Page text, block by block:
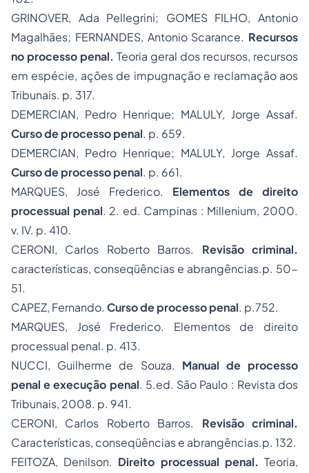
GRINOVER, Ada Pellegrini; GOMES FILHO, Antonio
Magalhães; FERNANDES, Antonio Scarance. Recursos
no processo penal. Teoria geral dos recursos, recursos
em espécie, ações de impugnação e reclamação aos
Tribunais. p. 317.
DEMERCIAN, Pedro Henrique; MALULY, Jorge Assaf.
Curso de processo penal. p. 659.
DEMERCIAN, Pedro Henrique; MALULY, Jorge Assaf.
Curso de processo penal. p. 661.
MARQUES, José Frederico. Elementos de direito
processual penal. 2. ed. Campinas : Millenium, 2000.
v. IV. p. 410.
CERONI, Carlos Roberto Barros. Revisão criminal.
características, conseqüências e abrangências.p. 50-
51.
CAPEZ, Fernando. Curso de processo penal. p.752.
MARQUES, José Frederico. Elementos de direito
processual penal. p. 413.
NUCCI, Guilherme de Souza. Manual de processo
penal e execução penal. 5.ed. São Paulo : Revista dos
Tribunais, 2008. p. 941.
CERONI, Carlos Roberto Barros. Revisão criminal.
Características, conseqüências e abrangências.p. 132.
FEITOZA, Denilson. Direito processual penal.Teoria,